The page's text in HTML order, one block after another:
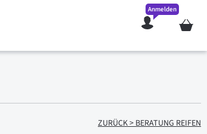
Mein
Anmelden
ZURÜCK > BERATUNG REIFEN